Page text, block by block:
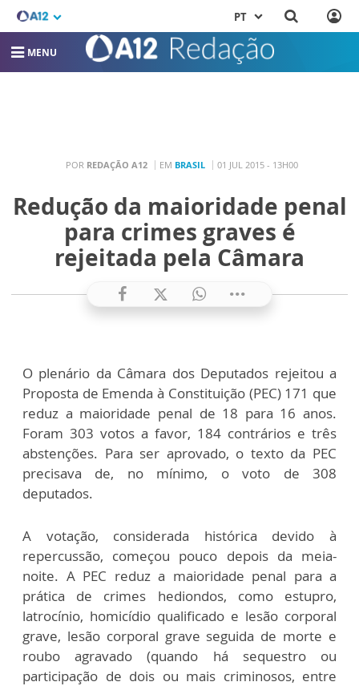
PT
MENU
POR REDAÇÃO A12 EM BRASIL 01 JUL 2015 - 13H00
Redução da maioridade penal
para crimes graves é
rejeitada pela Câmara
O plenário da Câmara dos Deputados rejeitou a
Proposta de Emenda à Constituição (PEC) 171 que
reduz a maioridade penal de 18 para 16 anos.
Foram 303 votos a favor, 184 contrários e três
abstenções. Para ser aprovado, o texto da PEC
precisava de, no mínimo, o voto de 308
deputados.
A votação, considerada histórica devido à
repercussão, começou pouco depois da meia-
noite. A PEC reduz a maioridade penal para a
prática de crimes hediondos, como estupro,
latrocínio, homicídio qualificado e lesão corporal
grave, lesão corporal grave seguida de morte e
roubo agravado (quando há sequestro ou
participação de dois ou mais criminosos, entre